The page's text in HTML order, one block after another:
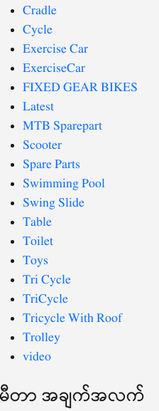
Cradle
Cycle
Exercise Car
ExerciseCar
FIXED GEAR BIKES
Latest
MTB Sparepart
Scooter
Spare Parts
Swimming Pool
Swing Slide
Table
Toilet
Toys
Tri Cycle
TriCycle
Tricycle With Roof
Trolley
video
မီတာ အချက်အလက်